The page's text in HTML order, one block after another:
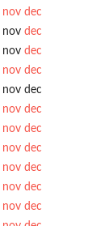
nov dec
nov dec
nov dec
nov dec
nov dec
nov dec
nov dec
nov dec
nov dec
nov dec
nov dec